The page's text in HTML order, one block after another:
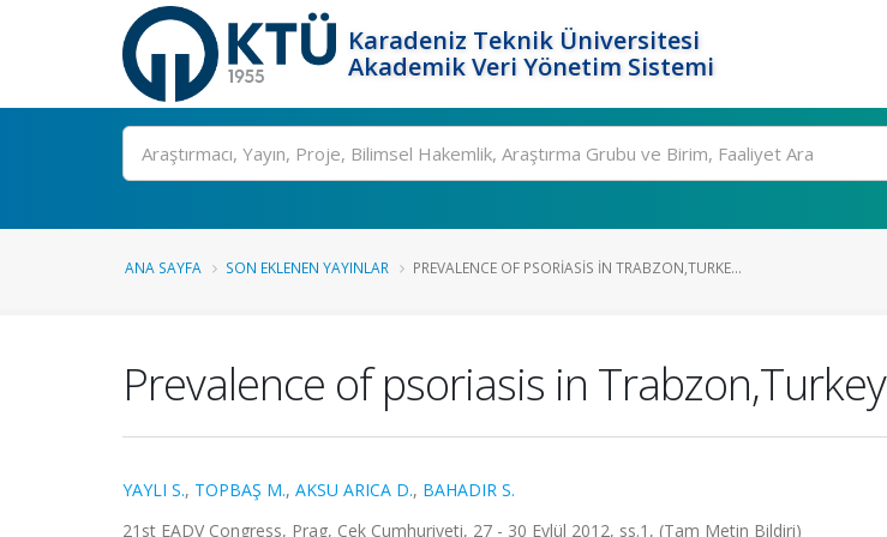
Karadeniz Teknik Üniversitesi
Akademik Veri Yönetim Sistemi
Ara
ANA SAYFA SON EKLENEN YAYINLAR PREVALENCE OF PSORIASIS IN TRABZON,TURKE...
Prevalence of psoriasis in Trabzon,Turkey
YAYLI S., TOPBAŞ M., AKSU ARICA D., BAHADIR S.
21st EADV Congress, Prag, Çek Cumhuriyeti, 27 - 30 Eylül 2012, ss.1, (Tam Metin Bildiri)